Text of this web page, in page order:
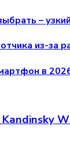
–
из-за
в